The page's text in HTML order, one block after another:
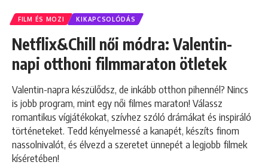
FILM ÉS MOZI KIKAPCSOLÓDÁS
Netflix&Chill női módra: Valentin-
napi otthoni filmmaraton ötletek
Valentin-napra készülődsz, de inkább otthon pihennél? Nincs
is jobb program, mint egy női filmes maraton! Válassz
romantikus vígjátékokat, szívhez szóló drámákat és inspiráló
történeteket. Tedd kényelmessé a kanapét, készíts finom
nassolnivalót, és élvezd a szeretet ünnepét a legjobb filmek
kíséretében!